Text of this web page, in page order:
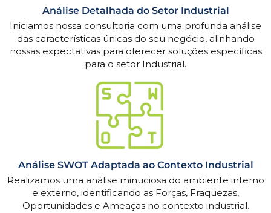
Análise Detalhada do Setor Industrial
Iniciamos nossa consultoria com uma profunda análise
das características únicas do seu negócio, alinhando
nossas expectativas para oferecer soluções específicas
para o setor Industrial.
Análise SWOT Adaptada ao Contexto Industrial
Realizamos uma análise minuciosa do ambiente interno
e externo, identificando as Forças, Fraquezas,
Oportunidades e Ameaças no contexto industrial.